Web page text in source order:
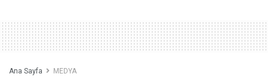
Ana Sayfa MEDYA